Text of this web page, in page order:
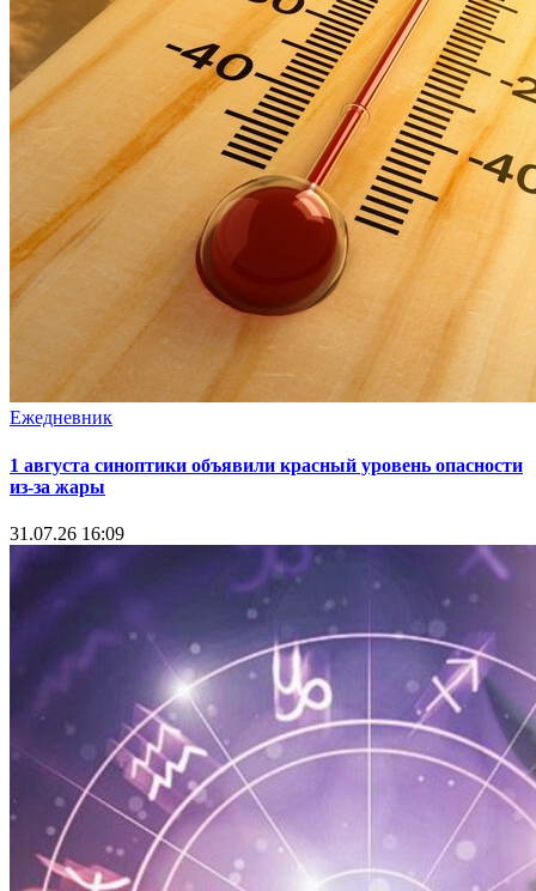
Ежедневник
1 августа синоптики объявили красный уровень опасности
из-за жары
31.07.26 16:09